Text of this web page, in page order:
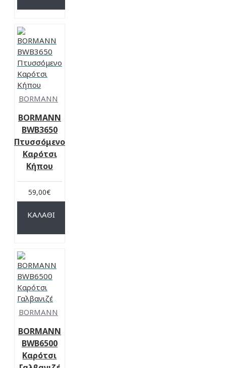
BORMANN
BORMANN
BWB3650
Πτυσσόμενο
Καρότσι
Κήπου
59,00€
ΚΑΛΆΘΙ
BORMANN
BORMANN
BWB6500
Καρότσι